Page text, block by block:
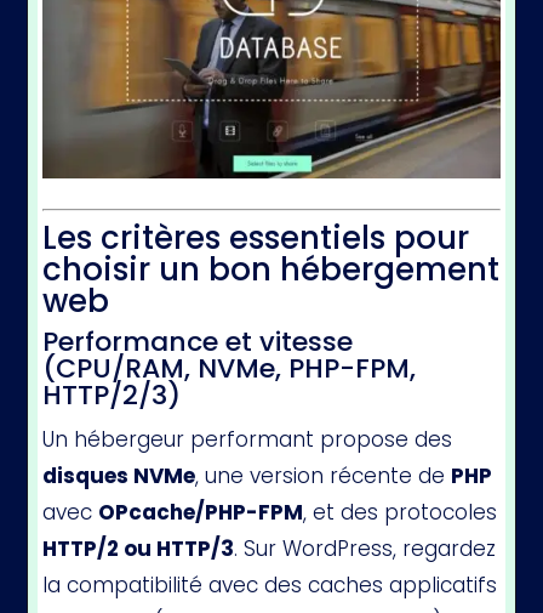
Les critères essentiels pour
choisir un bon hébergement
web
Performance et vitesse
(CPU/RAM, NVMe, PHP-FPM,
HTTP/2/3)
Un hébergeur performant propose des
disques NVMe, une version récente de PHP
avec OPcache/PHP-FPM, et des protocoles
HTTP/2 ou HTTP/3. Sur WordPress, regardez
la compatibilité avec des caches applicatifs